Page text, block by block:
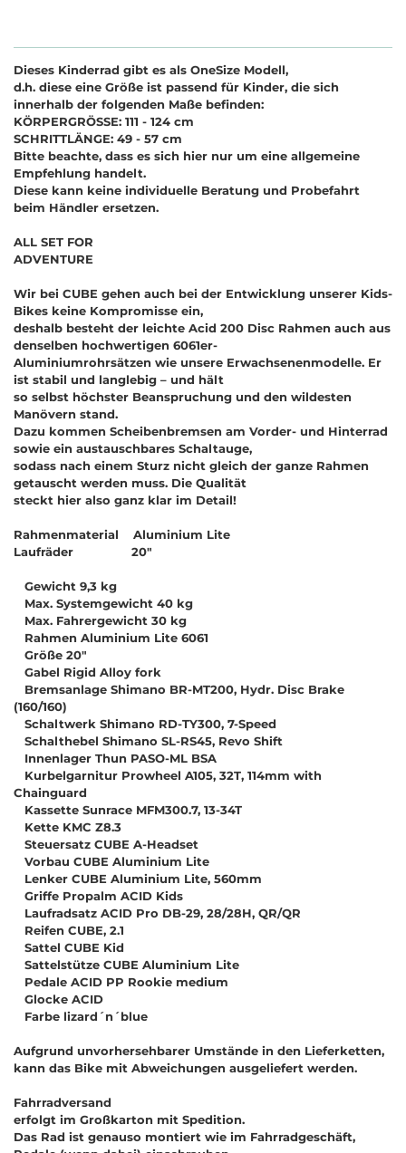
Dieses Kinderrad gibt es als OneSize Modell,
d.h. diese eine Größe ist passend für Kinder, die sich
innerhalb der folgenden Maße befinden:
KÖRPERGRÖSSE: 111 - 124 cm
SCHRITTLÄNGE: 49 - 57 cm
Bitte beachte, dass es sich hier nur um eine allgemeine
Empfehlung handelt.
Diese kann keine individuelle Beratung und Probefahrt
beim Händler ersetzen.
ALL SET FOR
ADVENTURE
Wir bei CUBE gehen auch bei der Entwicklung unserer Kids-
Bikes keine Kompromisse ein,
deshalb besteht der leichte Acid 200 Disc Rahmen auch aus
denselben hochwertigen 6061er-
Aluminiumrohrsätzen wie unsere Erwachsenenmodelle. Er
ist stabil und langlebig – und hält
so selbst höchster Beanspruchung und den wildesten
Manövern stand.
Dazu kommen Scheibenbremsen am Vorder- und Hinterrad
sowie ein austauschbares Schaltauge,
sodass nach einem Sturz nicht gleich der ganze Rahmen
getauscht werden muss. Die Qualität
steckt hier also ganz klar im Detail!
Rahmenmaterial Aluminium Lite
Laufräder 20"
Gewicht 9,3 kg
Max. Systemgewicht 40 kg
Max. Fahrergewicht 30 kg
Rahmen Aluminium Lite 6061
Größe 20"
Gabel Rigid Alloy fork
Bremsanlage Shimano BR-MT200, Hydr. Disc Brake
(160/160)
Schaltwerk Shimano RD-TY300, 7-Speed
Schalthebel Shimano SL-RS45, Revo Shift
Innenlager Thun PASO-ML BSA
Kurbelgarnitur Prowheel A105, 32T, 114mm with
Chainguard
Kassette Sunrace MFM300.7, 13-34T
Kette KMC Z8.3
Steuersatz CUBE A-Headset
Vorbau CUBE Aluminium Lite
Lenker CUBE Aluminium Lite, 560mm
Griffe Propalm ACID Kids
Laufradsatz ACID Pro DB-29, 28/28H, QR/QR
Reifen CUBE, 2.1
Sattel CUBE Kid
Sattelstütze CUBE Aluminium Lite
Pedale ACID PP Rookie medium
Glocke ACID
Farbe lizard´n´blue
Aufgrund unvorhersehbarer Umstände in den Lieferketten,
kann das Bike mit Abweichungen ausgeliefert werden.
Fahrradversand
erfolgt im Großkarton mit Spedition.
Das Rad ist genauso montiert wie im Fahrradgeschäft,